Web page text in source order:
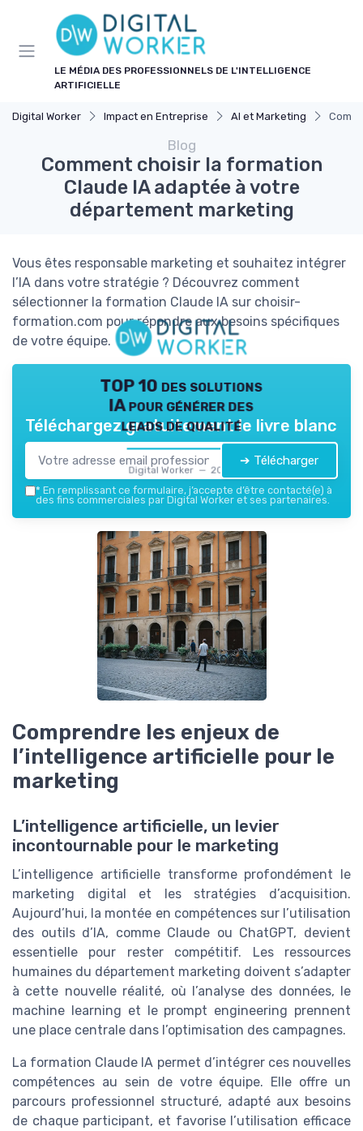
LE MÉDIA DES PROFESSIONNELS DE L'INTELLIGENCE
ARTIFICIELLE
Digital Worker Impact en Entreprise AI et Marketing
Blog
Comment choisir la formation
Claude IA adaptée à votre
département marketing
Vous êtes responsable marketing et souhaitez intégrer
l’IA dans votre stratégie ? Découvrez comment
sélectionner la formation Claude IA sur choisir-
formation.com pour répondre aux besoins spécifiques
de votre équipe.
TOP 10 des solutions
IA pour générer des
leads de qualité
Digital Worker — 2026
Téléchargez gratuitement le livre blanc
➔ Télécharger
* En remplissant ce formulaire, j’accepte d’être contacté(e) à
des fins commerciales par Digital Worker et ses partenaires.
Comprendre les enjeux de
l’intelligence artificielle pour le
marketing
L’intelligence artificielle, un levier
incontournable pour le marketing
L’intelligence artificielle transforme profondément le
marketing digital et les stratégies d’acquisition.
Aujourd’hui, la montée en compétences sur l’utilisation
des outils d’IA, comme Claude ou ChatGPT, devient
essentielle pour rester compétitif. Les ressources
humaines du département marketing doivent s’adapter
à cette nouvelle réalité, où l’analyse des données, le
machine learning et le prompt engineering prennent
une place centrale dans l’optimisation des campagnes.
La formation Claude IA permet d’intégrer ces nouvelles
compétences au sein de votre équipe. Elle offre un
parcours professionnel structuré, adapté aux besoins
de chaque participant, et favorise l’utilisation efficace